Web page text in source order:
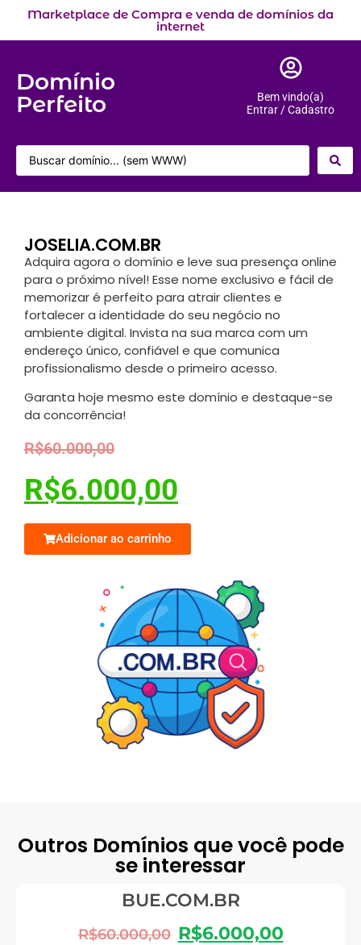
Marketplace de Compra e venda de domínios da
internet
Domínio
Perfeito
Bem vindo(a)
Entrar / Cadastro
JOSELIA.COM.BR
Adquira agora o domínio e leve sua presença online
para o próximo nível! Esse nome exclusivo e fácil de
memorizar é perfeito para atrair clientes e
fortalecer a identidade do seu negócio no
ambiente digital. Invista na sua marca com um
endereço único, confiável e que comunica
profissionalismo desde o primeiro acesso.
Garanta hoje mesmo este domínio e destaque-se
da concorrência!
R$60.000,00
R$6.000,00
Adicionar ao carrinho
Outros Domínios que você pode
se interessar
BUE.COM.BR
R$60.000,00 R$6.000,00